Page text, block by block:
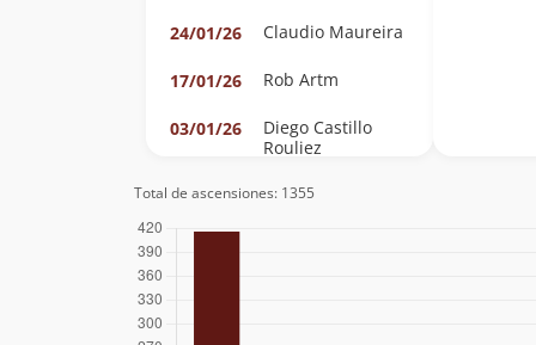
24/01/26
Claudio Maureira
17/01/26 Rob Artm
03/01/26
Diego Castillo
Rouliez
03/01/26
Nicolás Berríos
Total de ascensiones: 1355